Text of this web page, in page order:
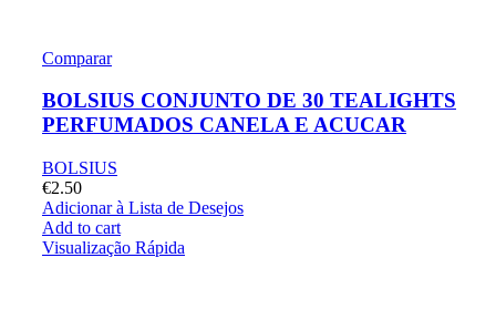
Comparar
BOLSIUS CONJUNTO DE 30 TEALIGHTS
PERFUMADOS CANELA E ACUCAR
BOLSIUS
€2.50
Adicionar à Lista de Desejos
Add to cart
Visualização Rápida